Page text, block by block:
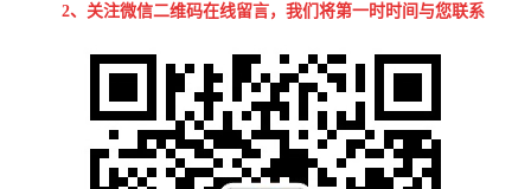
2、 关注微信二维码在线留言，我们将第一时时间与您联系